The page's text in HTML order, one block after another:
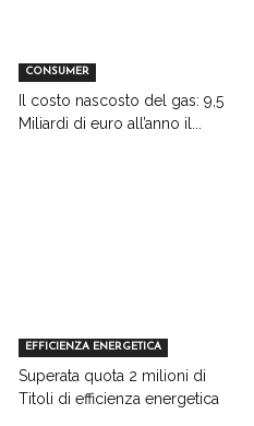
CONSUMER
Il costo nascosto del gas: 9,5
Miliardi di euro all’anno il...
EFFICIENZA ENERGETICA
Superata quota 2 milioni di
Titoli di efficienza energetica